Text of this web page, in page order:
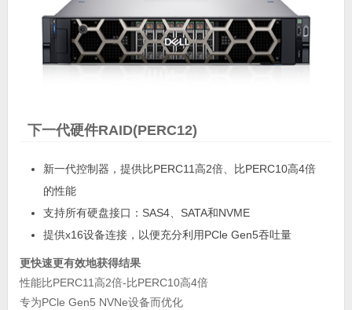
下一代硬件RAID(PERC12)
新一代控制器，提供比PERC11高2倍、比PERC10高4倍
的性能
支持所有硬盘接口：SAS4、SATA和NVME
提供x16设备连接，以便充分利用PCle Gen5吞吐量
更快速更有效地获得结果
性能比PERC11高2倍-比PERC10高4倍
专为PCle Gen5 NVNe设备而优化